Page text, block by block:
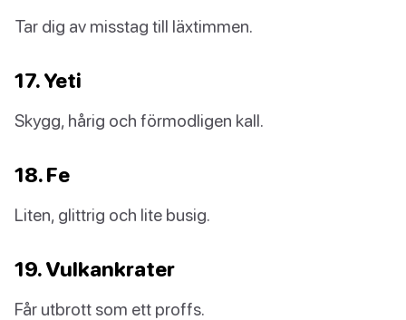
Tar dig av misstag till läxtimmen.
17. Yeti
Skygg, hårig och förmodligen kall.
18. Fe
Liten, glittrig och lite busig.
19. Vulkankrater
Får utbrott som ett proffs.